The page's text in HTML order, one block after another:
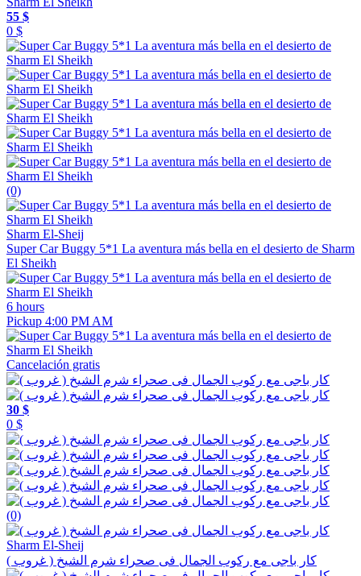
55 $
0 $
(0)
Sharm El-Sheij
Super Car Buggy 5*1 La aventura más bella en el desierto de Sharm
El Sheikh
6 hours
Pickup 4:00 PM AM
Cancelación gratis
30 $
0 $
(0)
Sharm El-Sheij
كار باجى مع ركوب الجمال فى صحراء شرم الشيخ ( غروب )